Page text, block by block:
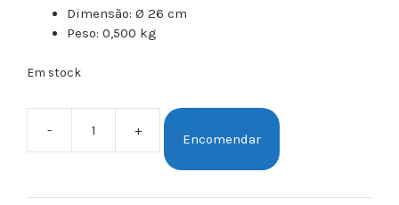
Dimensão: Ø 26 cm
Peso: 0,500 kg
Em stock
- +
Encomendar